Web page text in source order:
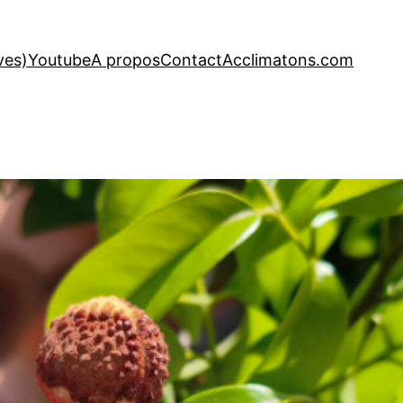
YoutubeA proposContactAcclimatons.com